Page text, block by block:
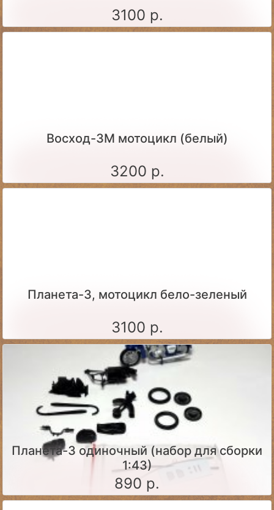
3100 р.
Восход-3М мотоцикл (белый)
3200 р.
Планета-3, мотоцикл бело-зеленый
3100 р.
Планета-3 одиночный (набор для сборки
1:43)
890 р.